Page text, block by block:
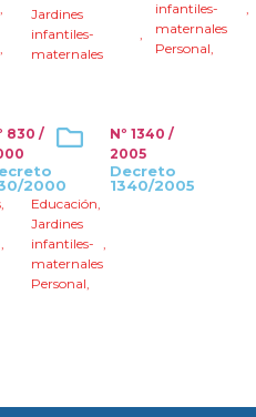
,
,
Jardines
infantiles-
maternales
,
infantiles-
maternales
,
Personal,
830 /
2000
,
,
Nº 1340 /
2005
Decreto
1340/2005
Educación,
Jardines
infantiles-
maternales
,
Personal,